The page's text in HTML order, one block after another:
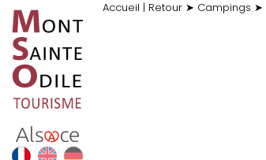
Accueil | Retour ➤ Campings ➤
- (c)J.Heluin